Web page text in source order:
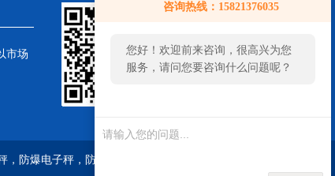
咨询热线：15821376035
您好！欢迎前来咨询，很高兴为您
服务，请问您要咨询什么问题呢？
市场
防爆电子秤，防爆电子地磅，油桶搬运秤